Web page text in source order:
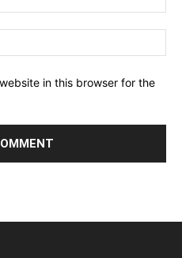
in this browser for the